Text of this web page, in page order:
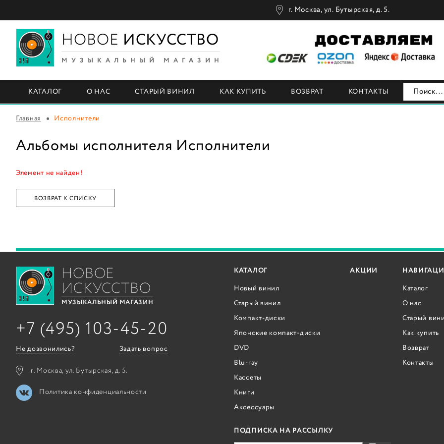
г. Москва, ул. Бутырская, д. 5.
НОВОЕ ИСКУССТВО
МУЗЫКАЛЬНЫЙ МАГАЗИН
КАТАЛОГ О НАС СТАРЫЙ ВИНИЛ КАК КУПИТЬ ВОЗВРАТ КОНТАКТЫ
Главная Исполнители
Альбомы исполнителя Исполнители
Элемент не найден!
ВОЗВРАТ К СПИСКУ
НОВОЕ
ИСКУССТВО
МУЗЫКАЛЬНЫЙ МАГАЗИН
+7 (495) 103-45-20
Не дозвонились? Задать вопрос
г. Москва, ул. Бутырская, д. 5.
Политика конфиденциальности
КАТАЛОГ
Новый винил
Старый винил
Компакт-диски
Японские компакт-диски
DVD
Blu-ray
Кассеты
Книги
Аксессуары
АКЦИИ
Каталог
О нас
Старый
Как купить
Возврат
Контакты
ПОДПИСКА НА РАССЫЛКУ